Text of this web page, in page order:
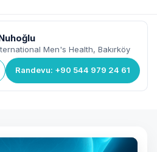
Men's Health, Bakırköy
Randevu: +90 544 979 24 61